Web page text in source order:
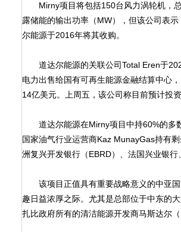
Mirny项目将包括150台风力涡轮机，总
露储能的输出功率（MW），但该公司表
尔能源于2016年将其收购。
道达尔能源的关联公司Total Eren于
电力出售给国有可再生能源金融结算中心
14亿美元。上周五，该公司称目前预计投
道达尔能源在Mirny项目中持60%的多
国家油气行业运营商Kaz MunayGas持有
洲复兴开发银行（EBRD）、法国兴业银行
该项目正值具有重要战略意义的中亚国
趣日益浓厚之际。尤其是总部位于中东的
扎比政府所有的清洁能源开发商马斯达尔（